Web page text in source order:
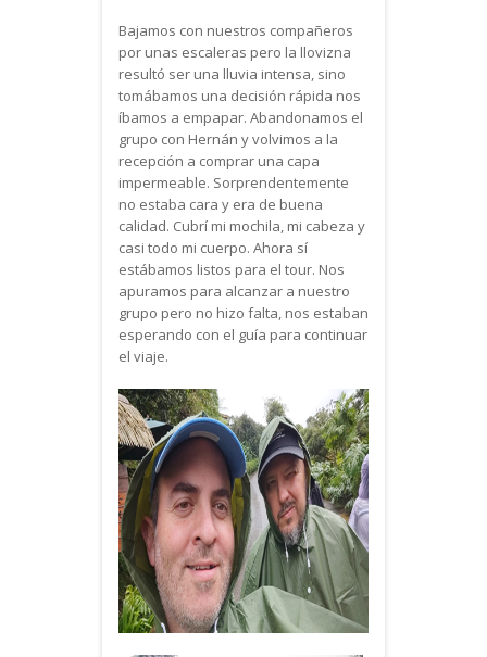
Bajamos con nuestros compañeros
por unas escaleras pero la llovizna
resultó ser una lluvia intensa, sino
tomábamos una decisión rápida nos
íbamos a empapar. Abandonamos el
grupo con Hernán y volvimos a la
recepción a comprar una capa
impermeable. Sorprendentemente
no estaba cara y era de buena
calidad. Cubrí mi mochila, mi cabeza y
casi todo mi cuerpo. Ahora sí
estábamos listos para el tour. Nos
apuramos para alcanzar a nuestro
grupo pero no hizo falta, nos estaban
esperando con el guía para continuar
el viaje.